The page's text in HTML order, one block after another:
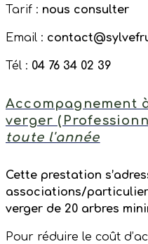
Tarif : nous consulter
Email :
Tél : 04 76 34 02 39
Accompagnement
verger
toute l'année
Cette prestation
associations/
verger de 20 arbres
Pour réduire le coût